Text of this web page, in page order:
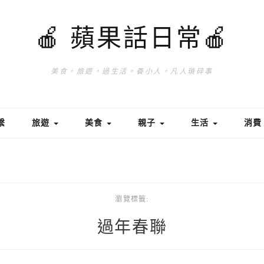
🍎 蘋果話日常🍎
美食。旅遊。過生活。養小人。凡人瑣碎事
旅遊 美食 親子 生活 消費
瀏覽標籤:
過年春聯